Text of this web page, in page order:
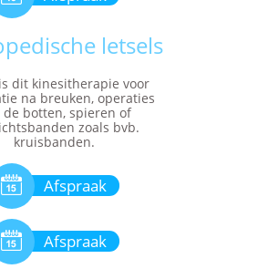
letsels
dit kinesitherapie voor
na breuken, operaties
de botten, spieren of
zoals bvb.
kruisbanden.
Afspraak

Afspraak
